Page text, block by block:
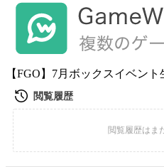
【FGO】7月ボックスイベン